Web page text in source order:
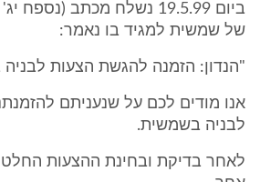
ביום 19.5.99 נשלח מכתב
של שמשית למגיד בו נאמר:
"הנדון: הזמנה להגשת הצעות
אנו מודים לכם על שנעניתם
לבניה בשמשית.
לאחר בדיקת ובחינת ההצעות